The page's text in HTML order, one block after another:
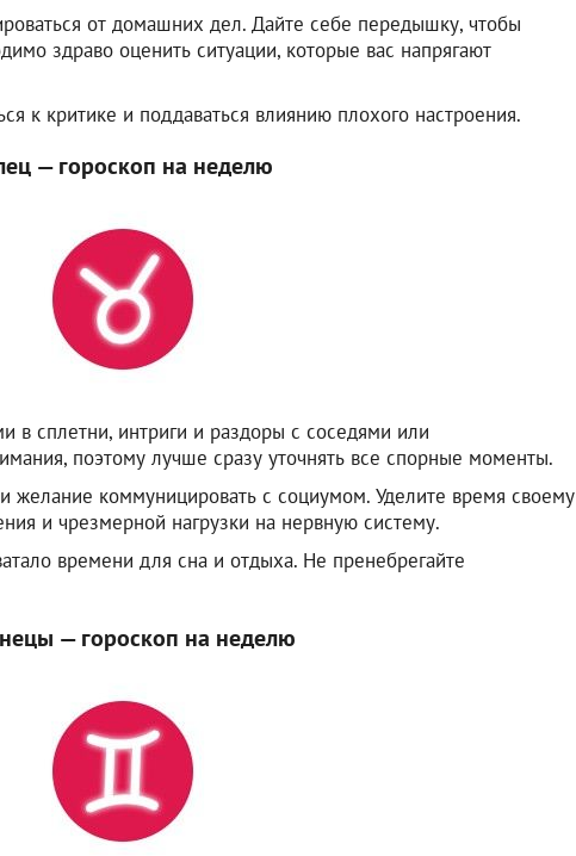
от домашних дел. Дайте себе передышку, чтобы
здраво оценить ситуации, которые вас напрягают
к критике и поддаваться влиянию плохого настроения.
— гороскоп на неделю
в сплетни, интриги и раздоры с соседями или
поэтому лучше сразу уточнять все спорные моменты.
желание коммуницировать с социумом. Уделите время своему
и чрезмерной нагрузки на нервную систему.
времени для сна и отдыха. Не пренебрегайте
— гороскоп на неделю